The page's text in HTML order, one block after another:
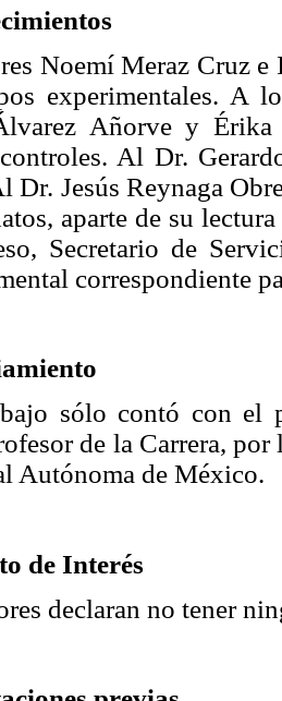
Noemí Meraz Cruz e
experimentales. A
Añorve y Érika
Al Dr.
Dr. Jesús Reynaga
aparte de su
Secretario de
correspondiente
sólo contó con el
de la Carrera,
Autónoma de México.
de Interés
declaran no tener